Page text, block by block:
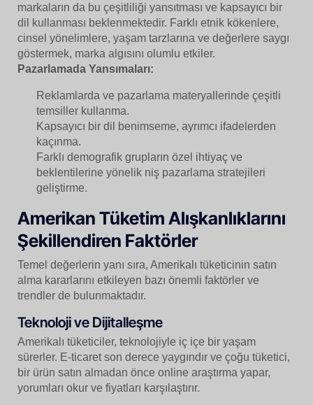
markaların da bu çeşitliliği yansıtması ve kapsayıcı bir
dil kullanması beklenmektedir. Farklı etnik kökenlere,
cinsel yönelimlere, yaşam tarzlarına ve değerlere saygı
göstermek, marka algısını olumlu etkiler.
Pazarlamada Yansımaları:
Reklamlarda ve pazarlama materyallerinde çeşitli
temsiller kullanma.
Kapsayıcı bir dil benimseme, ayrımcı ifadelerden
kaçınma.
Farklı demografik grupların özel ihtiyaç ve
beklentilerine yönelik niş pazarlama stratejileri
geliştirme.
Amerikan Tüketim Alışkanlıklarını
Şekillendiren Faktörler
Temel değerlerin yanı sıra, Amerikalı tüketicinin satın
alma kararlarını etkileyen bazı önemli faktörler ve
trendler de bulunmaktadır.
Teknoloji ve Dijitalleşme
Amerikalı tüketiciler, teknolojiyle iç içe bir yaşam
sürerler. E-ticaret son derece yaygındır ve çoğu tüketici,
bir ürün satın almadan önce online araştırma yapar,
yorumları okur ve fiyatları karşılaştırır.